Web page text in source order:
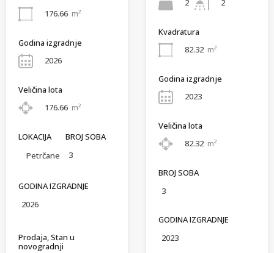
176.66 m²
Godina izgradnje
2026
Veličina lota
176.66 m²
LOKACIJA
Petrčane
BROJ SOBA
3
GODINA IZGRADNJE
2026
Prodaja, Stan u
novogradnji
2
2
Kvadratura
82.32 m²
Godina izgradnje
2023
Veličina lota
82.32 m²
BROJ SOBA
3
GODINA IZGRADNJE
2023